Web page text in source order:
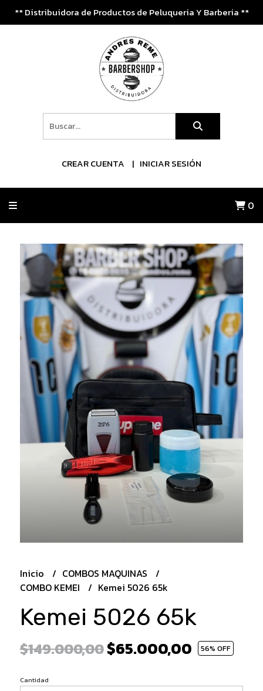
** Distribuidora de Productos de Peluqueria Y Barberia **
CREAR CUENTA INICIAR SESIÓN
0
Inicio
COMBOS MAQUINAS
COMBO KEMEI
Kemei 5026 65k
Kemei 5026 65k
$149.000,00$65.000,00 56% OFF
Cantidad